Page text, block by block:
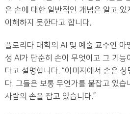
은 손에 대한 일반적인 개념은 알고
이해하지 못한다고 합니다.
플로리다 대학의 AI 및 예술 교수인
성 AI가 단순히 손이 무엇이고 그 기
다고 설명합니다. “이미지에서 손은
다. 그들은 보통 무언가를 붙잡고 있습
사람의 손을 잡고 있습니다.”